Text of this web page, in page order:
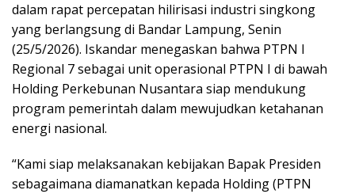
dalam rapat percepatan hilirisasi industri singkong
yang berlangsung di Bandar Lampung, Senin
(25/5/2026). Iskandar menegaskan bahwa PTPN I
Regional 7 sebagai unit operasional PTPN I di bawah
Holding Perkebunan Nusantara siap mendukung
program pemerintah dalam mewujudkan ketahanan
energi nasional.
“Kami siap melaksanakan kebijakan Bapak Presiden
sebagaimana diamanatkan kepada Holding (PTPN